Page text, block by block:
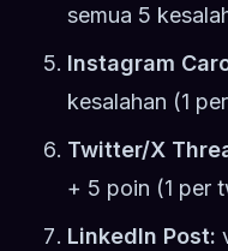
semua 5
Instagram
kesalahan (1
Twitter/X
+ 5 poin (1 per
LinkedIn Post: